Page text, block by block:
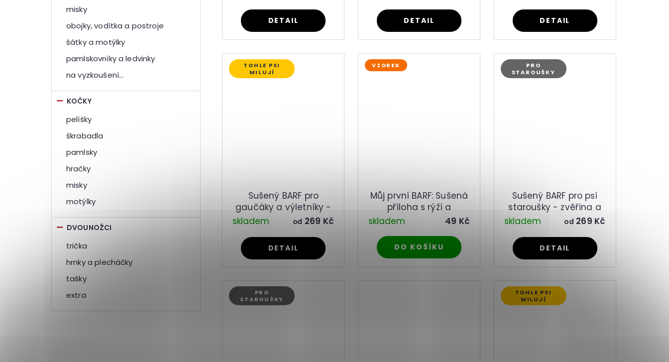
misky
obojky, vodítka a postroje
šátky a motýlky
pamlskovníky a ledvinky
na vyzkoušení...
KOČKY
pelíšky
škrabadla
pamlsky
hračky
misky
motýlky
DVOUNOŽCI
trička
hrnky a plecháčky
tašky
extra
DETAIL DETAIL DETAIL
TOHLE PSI
MILUJÍ
Sušený BARF pro
gaučáky a výletníky -
hovězí a kuřecí
skladem od 269 Kč
DETAIL
VZOREK
Můj první BARF: Sušená
příloha s rýží a
zeleninou
skladem 49 Kč
DO KOŠÍKU
PRO
STAROUŠKY
Sušený BARF pro psí
staroušky - zvěřina a
vepřové
skladem od 269 Kč
DETAIL
PRO
STAROUŠKY
TOHLE PSI
MILUJÍ